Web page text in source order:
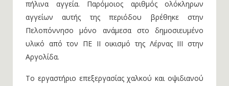
πήλινα αγγεία. Παρόμοιος αριθμός ολόκληρων
αγγείων αυτής της περιόδου βρέθηκε στην
Πελοπόννησο μόνο ανάμεσα στο δημοσιευμένο
υλικό από τον ΠΕ ΙΙ οικισμό της Λέρνας ΙΙΙ στην
Αργολίδα.
Το εργαστήριο επεξεργασίας χαλκού και οψιδιανού